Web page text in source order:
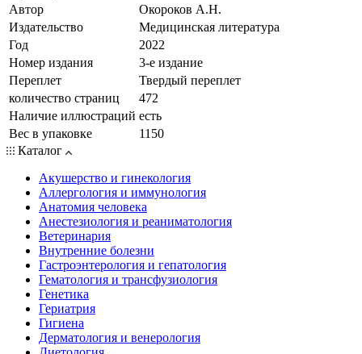
Автор
Окороков А.Н.
Издательство
Медицинская литература
Год
2022
Номер издания
3-е издание
Переплет
Твердый переплет
количество страниц
472
Наличие иллюстраций есть
Вес в упаковке
1150
Каталог
Акушерство и гинекология
Аллергология и иммунология
Анатомия человека
Анестезиология и реаниматология
Ветеринария
Внутренние болезни
Гастроэнтерология и гепатология
Гематология и трансфузиология
Генетика
Гериатрия
Гигиена
Дерматология и венерология